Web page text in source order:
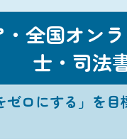
全国オン
士・司法
ゼロにする」を